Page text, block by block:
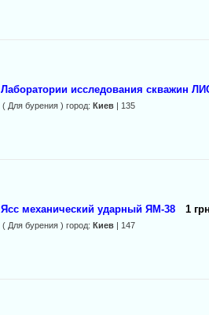
Лаборатории исследования скважин
( Для бурения ) город: Киев| 135
Ясс механический ударный ЯМ-38 1
( Для бурения ) город: Киев| 147